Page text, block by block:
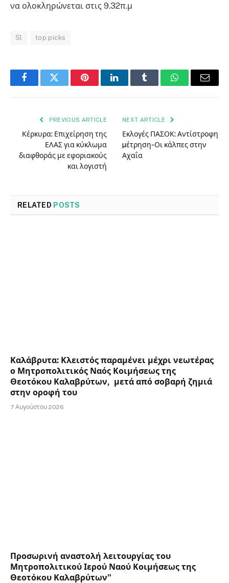
να ολοκληρώνεται στις 9.32π.μ
Sl top picks
FacebookTwitter PinterestLinkedInTumblr WhatsAppEmail
PREVIOUS ARTICLE
Κέρκυρα: Επιχείρηση της
ΕΛΑΣ για κύκλωμα
διαφθοράς με εφοριακούς
και λογιστή
NEXT ARTICLE
Εκλογές ΠΑΣΟΚ: Αντίστροφη
µέτρηση-Οι κάλπες στην
Αχαΐα
RELATED POSTS
Καλάβρυτα: Κλειστός παραμένει μέχρι νεωτέρας
ο Μητροπολιτικός Ναός Κοιμήσεως της
Θεοτόκου Καλαβρύτων, μετά από σοβαρή ζημιά
στην οροφή του
7 Αυγούστου 2026
Προσωρινή αναστολή λειτουργίας του
Μητροπολιτικού Ιερού Ναού Κοιμήσεως της
Θεοτόκου Καλαβρύτων”